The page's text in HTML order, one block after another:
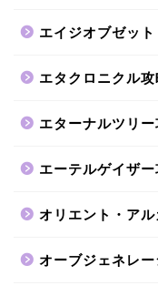
エイジオブゼット
エタクロニクル攻
エターナルツリー
エーテルゲイザー
オリエント・ア
オーブジェネレ